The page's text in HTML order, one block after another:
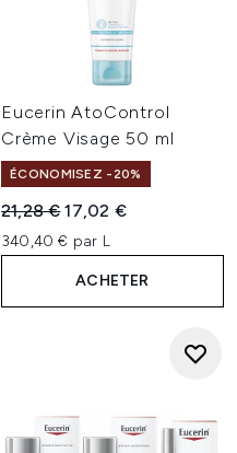
Eucerin AtoControl
Crème Visage 50 ml
ÉCONOMISEZ -20%
Prix de vente :
21,28 €Prix ​​actuel :
17,02 €
340,40 € par L
ACHETER